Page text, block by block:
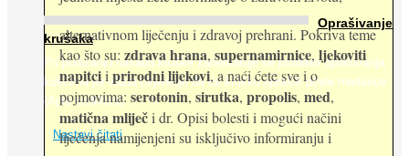
Oprašivanje
krušaka
Pri podizanju nasada kruške zanemaruje se problem oprašivanja
kukcima jer vlada uvjerenje da će krušku oprašiti pčele medarice
(Apis mellifera). ...
Nastavi čitati
alternativnom liječenju i zdravoj prehrani. Pokriva teme
kao što su: zdrava hrana, supernamirnice, ljekoviti
napitciiprirodni lijekovi, a naći ćete sve i o
pojmovima: serotonin, sirutka, propolis, med,
matična mliječi dr. Opisi bolesti i mogući načini
liječenja namijenjeni su isključivo informiranju i